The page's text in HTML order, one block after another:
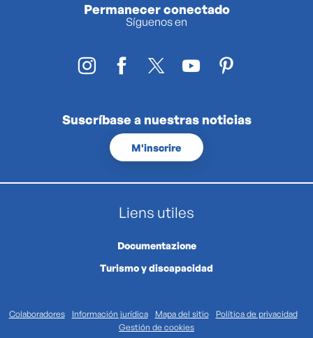
Permanecer conectado
Síguenos en
Suscríbase a nuestras noticias
M'inscrire
Liens utiles
Documentazione
Turismo y discapacidad
Colaboradores Información jurídica Mapa del sitio
Política de privacidad
Gestión de cookies